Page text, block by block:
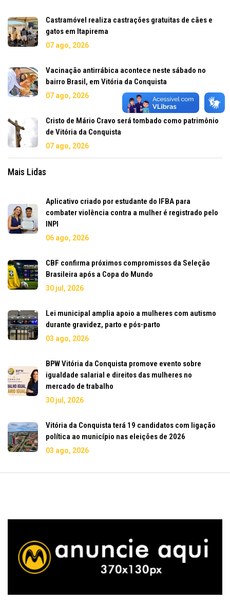
Castramóvel realiza castrações gratuitas de cães e
gatos em Itapirema
07 ago, 2026
Vacinação antirrábica acontece neste sábado no
bairro Brasil, em Vitória da Conquista
07 ago, 2026
Cristo de Mário Cravo será tombado como patrimônio
de Vitória da Conquista
07 ago, 2026
Mais Lidas
Aplicativo criado por estudante do IFBA para
combater violência contra a mulher é registrado pelo
INPI
06 ago, 2026
CBF confirma próximos compromissos da Seleção
Brasileira após a Copa do Mundo
30 jul, 2026
Lei municipal amplia apoio a mulheres com autismo
durante gravidez, parto e pós-parto
03 ago, 2026
BPW Vitória da Conquista promove evento sobre
igualdade salarial e direitos das mulheres no
mercado de trabalho
30 jul, 2026
Vitória da Conquista terá 19 candidatos com ligação
política ao município nas eleições de 2026
03 ago, 2026